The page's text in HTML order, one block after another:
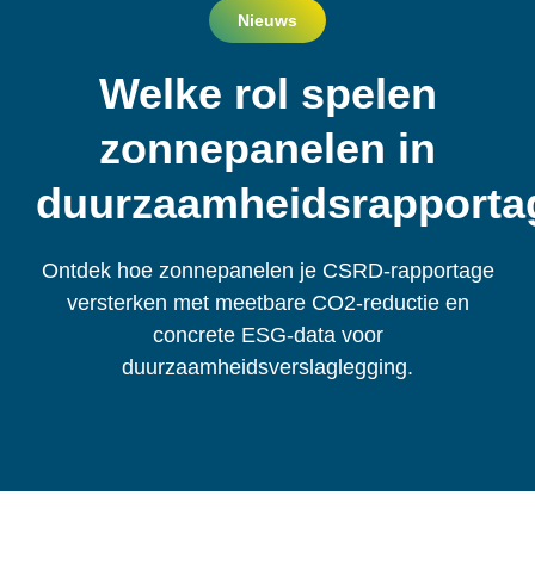
Nieuws
Welke rol spelen
zonnepanelen in
Ontdek hoe zonnepanelen je CSRD-rapportage
versterken met meetbare CO2-reductie en
concrete ESG-data voor
duurzaamheidsverslaglegging.